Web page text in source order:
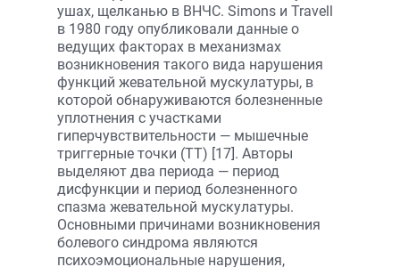
ушах, щелканью в ВНЧС. Simons и Travell
в 1980 году опубликовали данные о
ведущих факторах в механизмах
возникновения такого вида нарушения
функций жевательной мускулатуры, в
которой обнаруживаются болезненные
уплотнения с участками
гиперчувствительности — мышечные
триггерные точки (ТТ) [17]. Авторы
выделяют два периода — период
дисфункции и период болезненного
спазма жевательной мускулатуры.
Основными причинами возникновения
болевого синдрома являются
психоэмоциональные нарушения,